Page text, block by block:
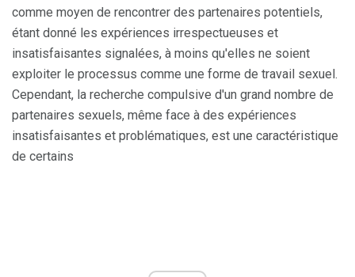
comme moyen de rencontrer des partenaires potentiels,
étant donné les expériences irrespectueuses et
insatisfaisantes signalées, à moins qu'elles ne soient
exploiter le processus comme une forme de travail sexuel.
Cependant, la recherche compulsive d'un grand nombre de
partenaires sexuels, même face à des expériences
insatisfaisantes et problématiques, est une caractéristique
de certains